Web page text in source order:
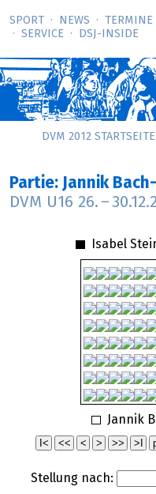
SPORT NEWS TERMINE
SERVICE
DSJ-­INSIDE
DVM 2012 STARTSEITE
Partie: Jannik
DVM U16 26. –
Isabel
Jannik
Stellung nach: